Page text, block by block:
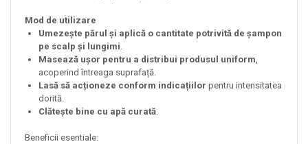
Mod de utilizare
Umezește părul și aplică o cantitate potrivită de șampon
pe scalp și lungimi
Masează ușor pentru a distribui produsul uniform
acoperind întreaga suprafață.
Lasă să acționeze conform indicațiilor pentru intensitatea
dorită.
Clătește bine cu apă curată
Beneficii esentiale: